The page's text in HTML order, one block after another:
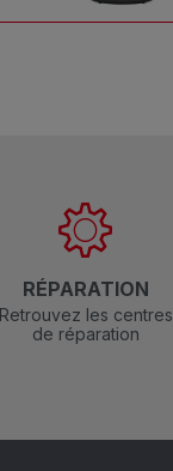
RÉPARATION
Retrouvez les centres
de réparation